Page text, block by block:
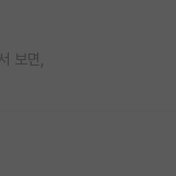
보면,